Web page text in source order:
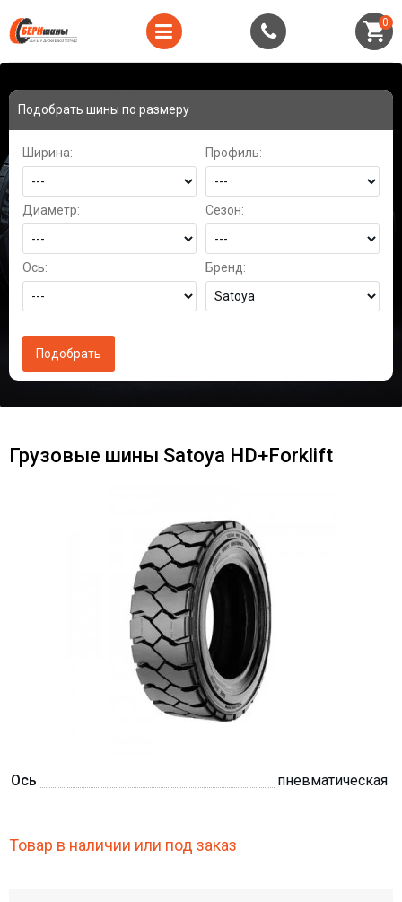
0
Подобрать шины по размеру
Ширина: Профиль:
Диаметр: Сезон:
Ось: Бренд:
Грузовые шины Satoya HD+Forklift
Ось пневматическая
Товар в наличии или под заказ